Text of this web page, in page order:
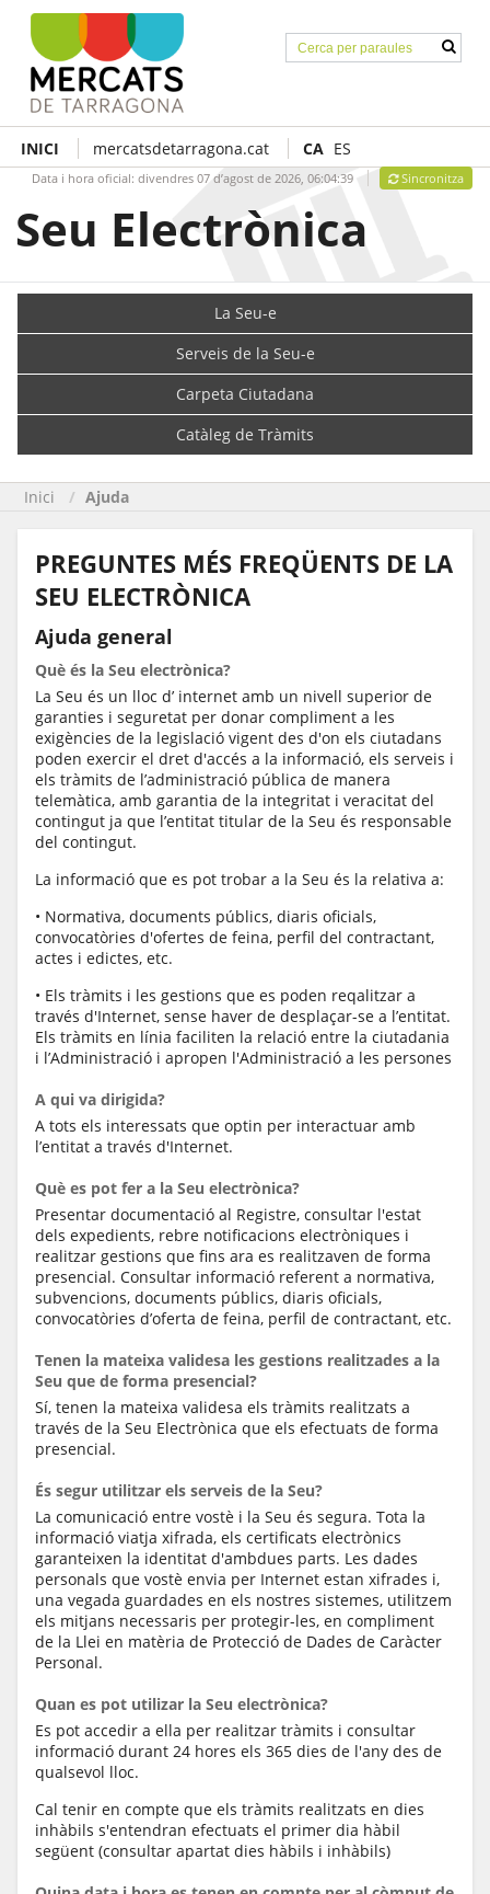
INICI mercatsdetarragona.cat CA ES
Data i hora oficial: divendres 07 d’agost de 2026, 06:04:39 Sincronitza
Seu Electrònica
La Seu-e
Serveis de la Seu-e
Carpeta Ciutadana
Catàleg de Tràmits
Inici Ajuda
PREGUNTES MÉS FREQÜENTS DE LA
SEU ELECTRÒNICA
Ajuda general
Què és la Seu electrònica?
La Seu és un lloc d’ internet amb un nivell superior de
garanties i seguretat per donar compliment a les
exigències de la legislació vigent des d'on els ciutadans
poden exercir el dret d'accés a la informació, els serveis i
els tràmits de l’administració pública de manera
telemàtica, amb garantia de la integritat i veracitat del
contingut ja que l’entitat titular de la Seu és responsable
del contingut.
La informació que es pot trobar a la Seu és la relativa a:
• Normativa, documents públics, diaris oficials,
convocatòries d'ofertes de feina, perfil del contractant,
actes i edictes, etc.
• Els tràmits i les gestions que es poden reqalitzar a
través d'Internet, sense haver de desplaçar-se a l’entitat.
Els tràmits en línia faciliten la relació entre la ciutadania
i l’Administració i apropen l'Administració a les persones
A qui va dirigida?
A tots els interessats que optin per interactuar amb
l’entitat a través d'Internet.
Què es pot fer a la Seu electrònica?
Presentar documentació al Registre, consultar l'estat
dels expedients, rebre notificacions electròniques i
realitzar gestions que fins ara es realitzaven de forma
presencial. Consultar informació referent a normativa,
subvencions, documents públics, diaris oficials,
convocatòries d’oferta de feina, perfil de contractant, etc.
Tenen la mateixa validesa les gestions realitzades a la
Seu que de forma presencial?
Sí, tenen la mateixa validesa els tràmits realitzats a
través de la Seu Electrònica que els efectuats de forma
presencial.
És segur utilitzar els serveis de la Seu?
La comunicació entre vostè i la Seu és segura. Tota la
informació viatja xifrada, els certificats electrònics
garanteixen la identitat d'ambdues parts. Les dades
personals que vostè envia per Internet estan xifrades i,
una vegada guardades en els nostres sistemes, utilitzem
els mitjans necessaris per protegir-les, en compliment
de la Llei en matèria de Protecció de Dades de Caràcter
Personal.
Quan es pot utilizar la Seu electrònica?
Es pot accedir a ella per realitzar tràmits i consultar
informació durant 24 hores els 365 dies de l'any des de
qualsevol lloc.
Cal tenir en compte que els tràmits realitzats en dies
inhàbils s'entendran efectuats el primer dia hàbil
següent (consultar apartat dies hàbils i inhàbils)